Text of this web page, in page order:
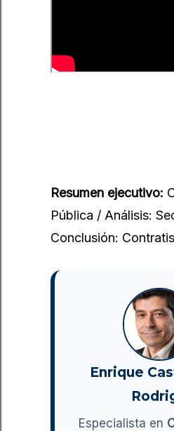
Resumen ejecutivo:
Pública / Análisis:
Conclusión:
Enrique
Especialista en